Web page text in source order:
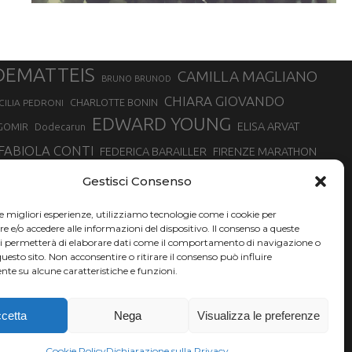
Gestisci Consenso
migliori esperienze, utilizziamo tecnologie come i cookie per
e/o accedere alle informazioni del dispositivo. Il consenso a queste
permetterà di elaborare dati come il comportamento di navigazione o
sito. Non acconsentire o ritirare il consenso può influire
su alcune caratteristiche e funzioni.
Nega Visualizza le preferenze
BRUNO BRUNOD CAMILLA MAGLIANO
PEDRONI CHARLOTTE BONIN CHIARA GIOVANDO
Dodecarun EDWARD YOUNG ELISA ARVAT
FABIOLA CONTI FEDERICA BARAILLER FIRENZE MARATHON
GIOVANNA EPIS GIULIANO CAVALLO
DI TORINO MARATONINA MARCELLA BELLETTI MARCO OLMO
MONVISO VERTICAL RACE NADIA BATTOCLETTI
BONALDI SILVIA RAMPAZZO
CHEVRIER YEMAN CRIPPA